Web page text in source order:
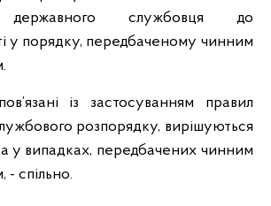
державного службовця до
у порядку, передбаченому чинним
із застосуванням правил
розпорядку, вирішуються
у випадках, передбачених чинним
- спільно.